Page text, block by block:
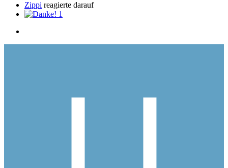
Zippi reagierte darauf
1